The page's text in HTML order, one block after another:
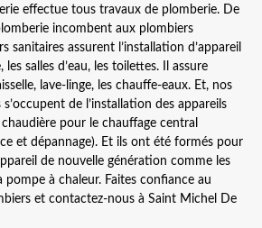
effectue tous travaux de plomberie. De
incombent aux plombiers
sanitaires assurent l’installation d’appareil
salles d’eau, les toilettes. Il assure
lave-linge, les chauffe-eaux. Et, nos
de l’installation des appareils
pour le chauffage central
et dépannage). Et ils ont été formés pour
de nouvelle génération comme les
pompe à chaleur. Faites confiance au
et contactez-nous à Saint Michel De